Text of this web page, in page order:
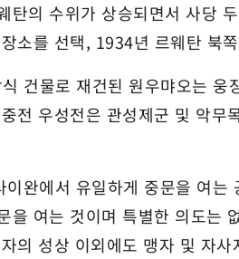
탄의 수위가 상승되면서 사당
소를 선택, 1934년 르웨탄 북
건물로 재건된 원우먀오는
전 우성전은 관성제군 및 악
이완에서 유일하게 중문을 여
을 여는 것이며 특별한 의도는
의 성상 이외에도 맹자 및 자